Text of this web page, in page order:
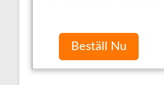
Beställ Nu